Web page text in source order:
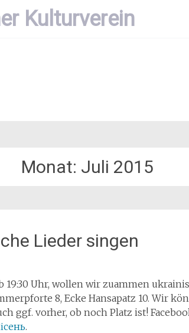
Kulturverein
Monat: Juli 2015
Lieder singen
19:30 Uhr, wollen wir zuammen
8, Ecke Hansapatz 10. Wir
ggf. vorher, ob noch Platz ist!
.